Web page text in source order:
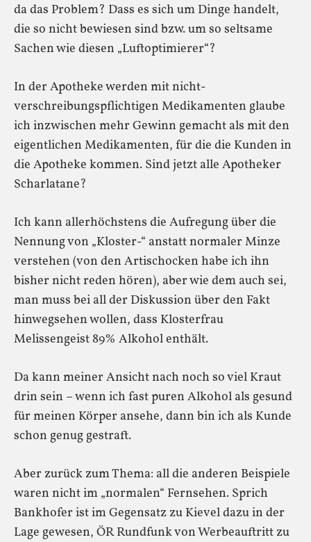
da das Problem? Dass es sich um Dinge handelt,
die so nicht bewiesen sind bzw. um so seltsame
Sachen wie diesen „Luftoptimierer“?
In der Apotheke werden mit nicht-
verschreibungspflichtigen Medikamenten glaube
ich inzwischen mehr Gewinn gemacht als mit den
eigentlichen Medikamenten, für die die Kunden in
die Apotheke kommen. Sind jetzt alle Apotheker
Scharlatane?
Ich kann allerhöchstens die Aufregung über die
Nennung von „Kloster-“ anstatt normaler Minze
verstehen (von den Artischocken habe ich ihn
bisher nicht reden hören), aber wie dem auch sei,
man muss bei all der Diskussion über den Fakt
hinwegsehen wollen, dass Klosterfrau
Melissengeist 89% Alkohol enthält.
Da kann meiner Ansicht nach noch so viel Kraut
drin sein – wenn ich fast puren Alkohol als gesund
für meinen Körper ansehe, dann bin ich als Kunde
schon genug gestraft.
Aber zurück zum Thema: all die anderen Beispiele
waren nicht im „normalen“ Fernsehen. Sprich
Bankhofer ist im Gegensatz zu Kievel dazu in der
Lage gewesen, ÖR Rundfunk von Werbeauftritt zu